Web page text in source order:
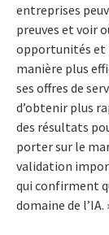
entreprises
preuves et voir
opportunités et
manière plus
ses offres de
d’obtenir plus
des résultats
porter sur le
validation
qui confirment
domaine de l’IA.